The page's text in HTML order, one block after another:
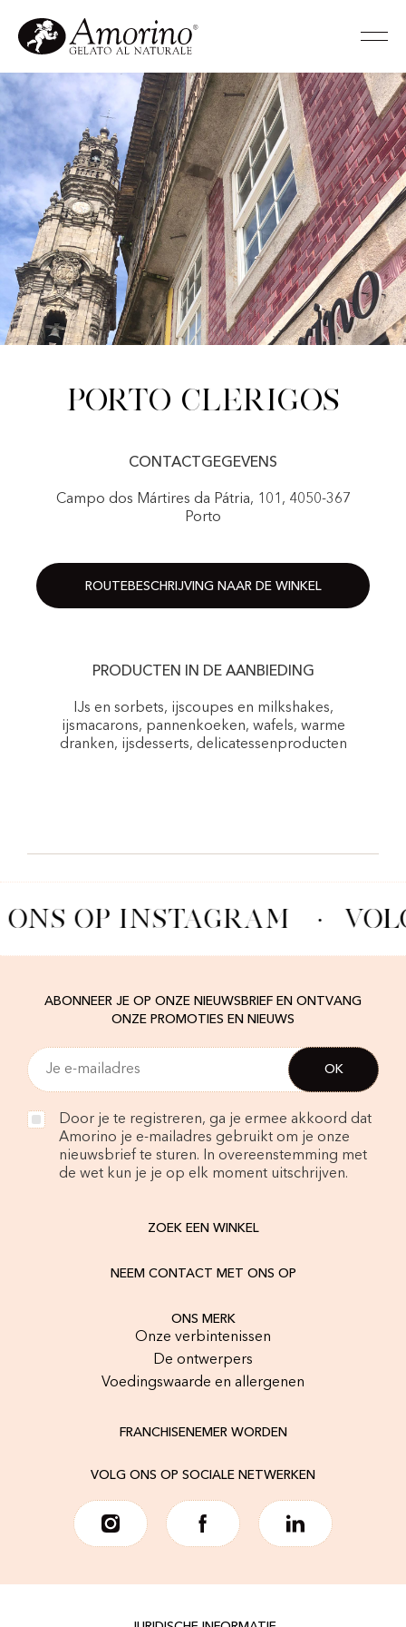
Porto Clerigos
CONTACTGEGEVENS
Campo dos Mártires da Pátria, 101, 4050-367
Porto
ROUTEBESCHRIJVING NAAR DE WINKEL
PRODUCTEN IN DE AANBIEDING
IJs en sorbets, ijscoupes en milkshakes,
ijsmacarons, pannenkoeken, wafels, warme
dranken, ijsdesserts, delicatessenproducten
ONS OP INSTAGRAM ·
ABONNEER JE OP ONZE NIEUWSBRIEF EN ONTVANG
ONZE PROMOTIES EN NIEUWS
Door je te registreren, ga je ermee akkoord dat
Amorino je e-mailadres gebruikt om je onze
nieuwsbrief te sturen. In overeenstemming met
de wet kun je je op elk moment uitschrijven.
ZOEK EEN WINKEL
NEEM CONTACT MET ONS OP
ONS MERK
Onze verbintenissen
De ontwerpers
Voedingswaarde en allergenen
FRANCHISENEMER WORDEN
VOLG ONS OP SOCIALE NETWERKEN